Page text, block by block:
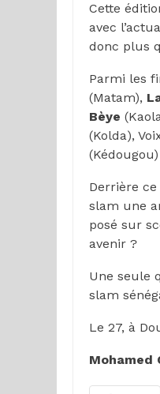
Cette
avec
donc plus
Parmi les
(Matam),
Bèye
(Kolda),
Derrière
slam une
posé sur
avenir ?
Une seule
slam
Le 27, à
Mohamed